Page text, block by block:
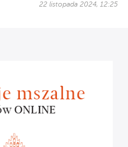
22 listopada 2024, 12:25